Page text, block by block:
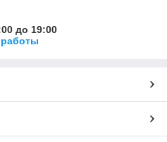
до 19:00
работы